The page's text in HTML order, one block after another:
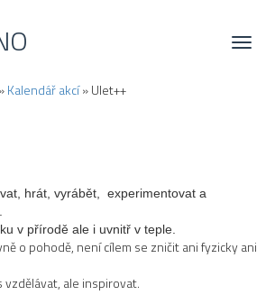
Toggle
»Kalendář akcí»Ulet++
hrát, vyrábět, experimentovat a
v přírodě ale i uvnitř v teple.
o pohodě, není cílem se zničit ani fyzicky ani
vzdělávat, ale inspirovat.